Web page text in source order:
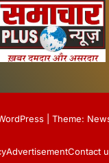
Theme:
AdvertisementContact